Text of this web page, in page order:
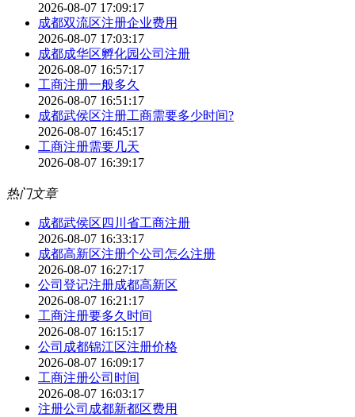
2026-08-07 17:09:17
成都双流区注册企业费用
2026-08-07 17:03:17
成都成华区孵化园公司注册
2026-08-07 16:57:17
工商注册一般多久
2026-08-07 16:51:17
成都武侯区注册工商需要多少时间?
2026-08-07 16:45:17
工商注册需要几天
2026-08-07 16:39:17
热门文章
成都武侯区四川省工商注册
2026-08-07 16:33:17
成都高新区注册个公司怎么注册
2026-08-07 16:27:17
公司登记注册成都高新区
2026-08-07 16:21:17
工商注册要多久时间
2026-08-07 16:15:17
公司成都锦江区注册价格
2026-08-07 16:09:17
工商注册公司时间
2026-08-07 16:03:17
注册公司成都新都区费用